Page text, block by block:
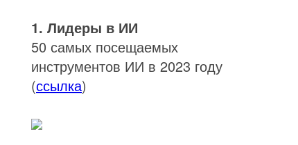
1. Лидеры в ИИ
50 самых посещаемых
инструментов ИИ в 2023 году
(ссылка)